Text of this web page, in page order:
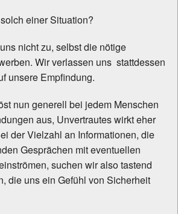
einer Situation?
nicht zu, selbst die nötige
Wir verlassen uns stattdessen
unsere Empfindung.
nun generell bei jedem Menschen
aus, Unvertrautes wirkt eher
der Vielzahl an Informationen, die
Gesprächen mit eventuellen
suchen wir also tastend
die uns ein Gefühl von Sicherheit